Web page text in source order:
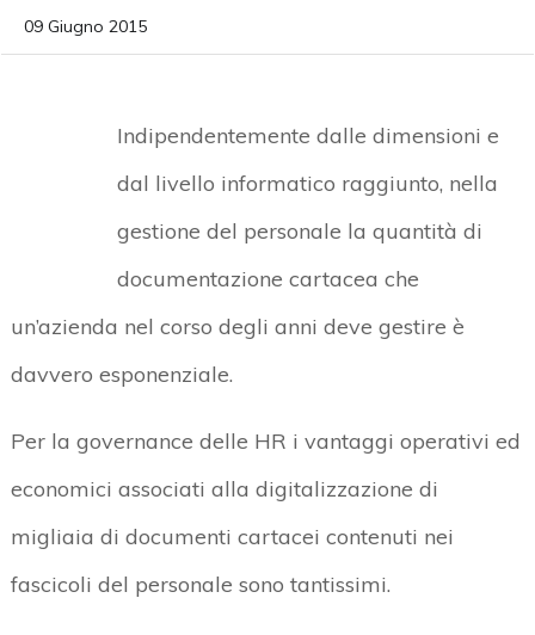
09 Giugno 2015
Indipendentemente dalle dimensioni e
dal livello informatico raggiunto, nella
gestione del personale la quantità di
documentazione cartacea che
un’azienda nel corso degli anni deve gestire è
davvero esponenziale.
Per la governance delle HR i vantaggi operativi ed
economici associati alla digitalizzazione di
migliaia di documenti cartacei contenuti nei
fascicoli del personale sono tantissimi.